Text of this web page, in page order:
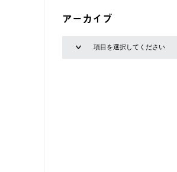
アーカイブ